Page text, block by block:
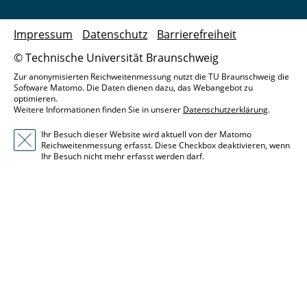
© Technische Universität Braunschweig
Impressum Datenschutz Barrierefreiheit
Zur anonymisierten Reichweitenmessung nutzt die TU Braunschweig die
Software Matomo. Die Daten dienen dazu, das Webangebot zu
optimieren.
Weitere Informationen finden Sie in unserer Datenschutzerklärung.
Ihr Besuch dieser Website wird aktuell von der Matomo
Reichweitenmessung erfasst. Diese Checkbox deaktivieren, wenn
Ihr Besuch nicht mehr erfasst werden darf.